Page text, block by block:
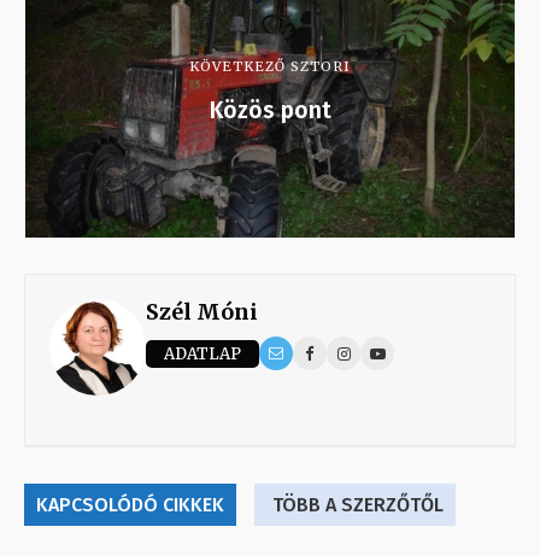
KÖVETKEZŐ SZTORI
Közös pont
Szél Móni
ADATLAP
KAPCSOLÓDÓ CIKKEK TÖBB A SZERZŐTŐL